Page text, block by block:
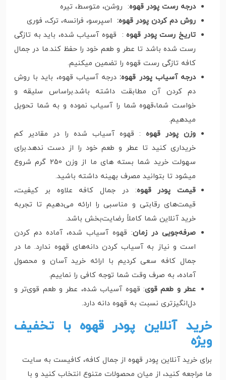
درجه رست پودر قهوه: روشن، متوسط، تیره
روش دم کردن پودر قهوه: اسپرسو، فرانسه، ترک، فوری
تاریخ رست پودر قهوه: قهوه آسیاب شده، باید به تازگی
رست شده باشد تا عطر و طعم خود را حفظ کند.ما در جمال
کافه تازگی رست قهوه را تضمین میکنیم.
درجه آسیاب پودر قهوه: درجه آسیاب قهوه، باید با روش
دم کردن آن مطابقت داشته باشد.براساس سلیقه و
خواست شما،قهوه شما را آسیاب نموده و به شما تحویل
میدهیم.
وزن پودر قهوه : قهوه آسیاب شده را در مقادیر کم
خریداری کنید تا عطر و طعم خود را از دست ندهد.برای
سهولت خرید شما بسته های ما از وزن 250 گرم شروع
میشود تا بتوانید مصرف بهینه داشته باشید.
قیمت پودر قهوه: در جمال کافه علاوه بر کیفیت،
قیمت‌های رقابتی و مناسبی را ارائه می‌دهیم تا تجربه
خرید آنلاین شما کاملاً رضایت‌بخش باشد.
صرفه‌جویی در زمان: قهوه آسیاب شده، آماده دم کردن
است و نیاز به آسیاب کردن دانه‌های قهوه ندارد. ما در
جمال کافه سعی کردیم با ارائه خرید آسان و محصول
آماده، به صرف وقت شما توجه کافی را نماییم.
عطر و طعم قوی: قهوه آسیاب شده، عطر و طعم قوی‌تر و
دل‌انگیزتری نسبت به قهوه دانه دارد.
خرید آنلاین پودر قهوه با تخفیف
ویژه
برای خرید آنلاین پودر قهوه از جمال کافه، کافیست به سایت
ما مراجعه کنید، از میان محصولات متنوع انتخاب کنید و با